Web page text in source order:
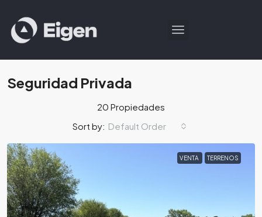
Seguridad Privada
20 Propiedades
Sort by: Default Order
VENTA TERRENOS